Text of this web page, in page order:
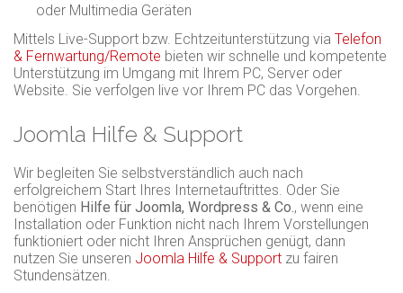
oder Multimedia Geräten
Mittels Live-Support bzw. Echtzeitunterstützung via Telefon
& Fernwartung/Remote bieten wir schnelle und kompetente
Unterstützung im Umgang mit Ihrem PC, Server oder
Website. Sie verfolgen live vor Ihrem PC das Vorgehen.
Joomla Hilfe & Support
Wir begleiten Sie selbstverständlich auch nach
erfolgreichem Start Ihres Internetauftrittes. Oder Sie
benötigen Hilfe für Joomla, Wordpress & Co. , wenn eine
Installation oder Funktion nicht nach Ihrem Vorstellungen
funktioniert oder nicht Ihren Ansprüchen genügt, dann
nutzen Sie unseren Joomla Hilfe & Support zu fairen
Stundensätzen.